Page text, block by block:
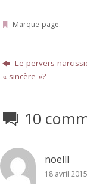
Marque-page.
Le pervers
« sincère »?
10
noelll
18 avril